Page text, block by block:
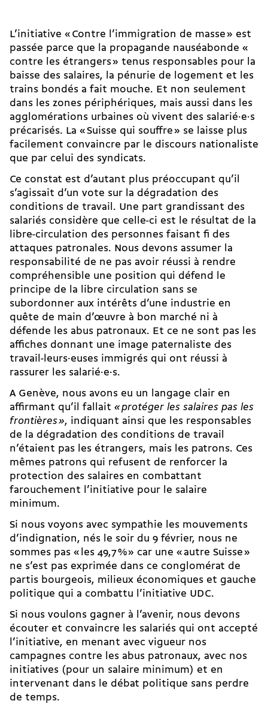
L’initiative « Contre l’immigration de masse » est
passée parce que la propagande nauséabonde «
contre les étrangers » tenus responsables pour la
baisse des salaires, la pénurie de logement et les
trains bondés a fait mouche. Et non seulement
dans les zones périphériques, mais aussi dans les
agglomérations urbaines où vivent des salarié·e·s
précarisés. La « Suisse qui souffre » se laisse plus
facilement convaincre par le discours nationaliste
que par celui des syndicats.
Ce constat est d’autant plus préoccupant qu’il
s’agissait d’un vote sur la dégradation des
conditions de travail. Une part grandissant des
salariés considère que celle-ci est le résultat de la
libre-circulation des personnes faisant fi des
attaques patronales. Nous devons assumer la
responsabilité de ne pas avoir réussi à rendre
compréhensible une position qui défend le
principe de la libre circulation sans se
subordonner aux intérêts d’une industrie en
quête de main d’œuvre à bon marché ni à
défende les abus patronaux. Et ce ne sont pas les
affiches donnant une image paternaliste des
travail-leurs·euses immigrés qui ont réussi à
rassurer les salarié·e·s.
A Genève, nous avons eu un langage clair en
affirmant qu’il fallait «protéger les salaires pas les
frontières», indiquant ainsi que les responsables
de la dégradation des conditions de travail
n’étaient pas les étrangers, mais les patrons. Ces
mêmes patrons qui refusent de renforcer la
protection des salaires en combattant
farouchement l’initiative pour le salaire
minimum.
Si nous voyons avec sympathie les mouvements
d’indignation, nés le soir du 9 février, nous ne
sommes pas « les 49,7 % » car une « autre Suisse »
ne s’est pas exprimée dans ce conglomérat de
partis bourgeois, milieux économiques et gauche
politique qui a combattu l’initiative UDC.
Si nous voulons gagner à l’avenir, nous devons
écouter et convaincre les salariés qui ont accepté
l’initiative, en menant avec vigueur nos
campagnes contre les abus patronaux, avec nos
initiatives (pour un salaire minimum) et en
intervenant dans le débat politique sans perdre
de temps.